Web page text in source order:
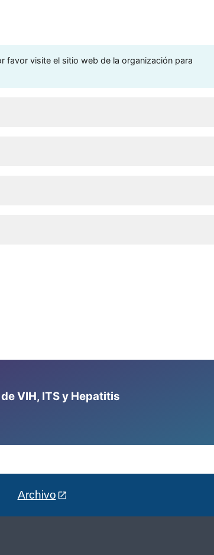
favor visite el sitio web de la organización para
VIH, ITS y Hepatitis
Archivo